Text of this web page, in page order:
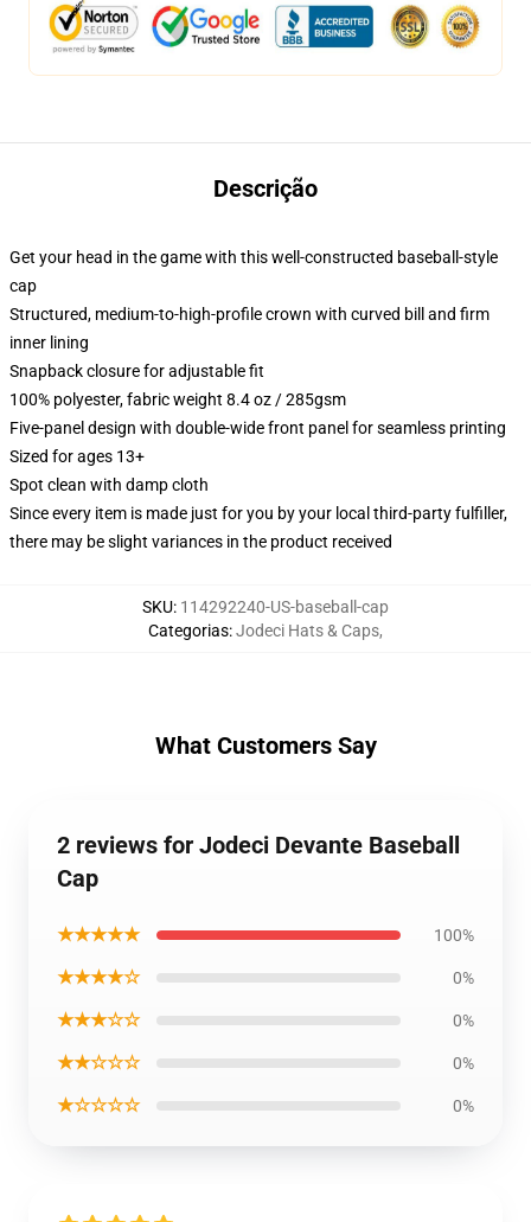
Descrição
Get your head in the game with this well-constructed baseball-style
cap
Structured, medium-to-high-profile crown with curved bill and firm
inner lining
Snapback closure for adjustable fit
100% polyester, fabric weight 8.4 oz / 285gsm
Five-panel design with double-wide front panel for seamless printing
Sized for ages 13+
Spot clean with damp cloth
Since every item is made just for you by your local third-party fulfiller,
there may be slight variances in the product received
SKU: 114292240-US-baseball-cap
Categorias:Jodeci Hats & Caps,
What Customers Say
2 reviews for Jodeci Devante Baseball
Cap
★★★★★ 100%
★★★★☆ 0%
★★★☆☆ 0%
★★☆☆☆ 0%
★☆☆☆☆ 0%